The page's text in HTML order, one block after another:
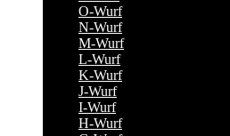
O-Wurf
N-Wurf
M-Wurf
L-Wurf
K-Wurf
J-Wurf
I-Wurf
H-Wurf